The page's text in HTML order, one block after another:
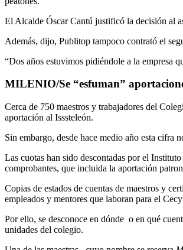
El Alcalde Óscar Cantú justificó la decisión al
Además, dijo, Publitop tampoco contrató el
“Dos años estuvimos pidiéndole a la empresa
MILENIO/Se “esfuman”
Cerca de 750 maestros y trabajadores del
aportación al Isssteleón.
Sin embargo, desde hace medio año esta cifra
Las cuotas han sido descontadas por el
comprobantes, que incluida la aportación
Copias de estados de cuentas de maestros y
empleados y mentores que laboran para el
Por ello, se desconoce en dónde o en qué
unidades del colegio.